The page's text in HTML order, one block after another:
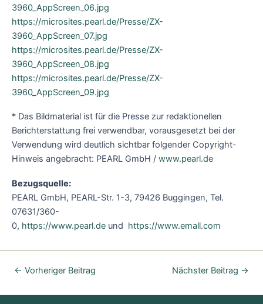
3960_AppScreen_06.jpg
https://microsites.pearl.de/Presse/ZX-
3960_AppScreen_07.jpg
https://microsites.pearl.de/Presse/ZX-
3960_AppScreen_08.jpg
https://microsites.pearl.de/Presse/ZX-
3960_AppScreen_09.jpg
* Das Bildmaterial ist für die Presse zur redaktionellen
Berichterstattung frei verwendbar, vorausgesetzt bei der
Verwendung wird deutlich sichtbar folgender Copyright-
Hinweis angebracht: PEARL GmbH / www.pearl.de
Bezugsquelle:
PEARL GmbH, PEARL-Str. 1-3, 79426 Buggingen, Tel.
07631/360-
0, https://www.pearl.de und https://www.emall.com
← Vorheriger Beitrag Nächster Beitrag →